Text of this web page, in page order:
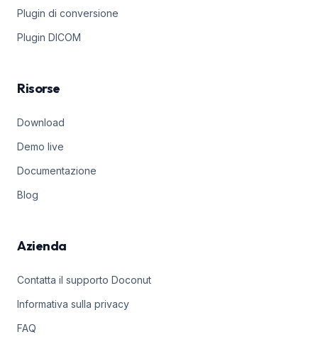
Plugin di conversione
Plugin DICOM
Risorse
Download
Demo live
Documentazione
Blog
Azienda
Contatta il supporto Doconut
Informativa sulla privacy
FAQ